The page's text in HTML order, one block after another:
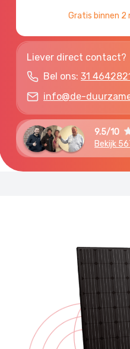
Gratis binnen 2
Liever direct contact?
Bel ons:31
info@de-
9.5/10
Bekijk